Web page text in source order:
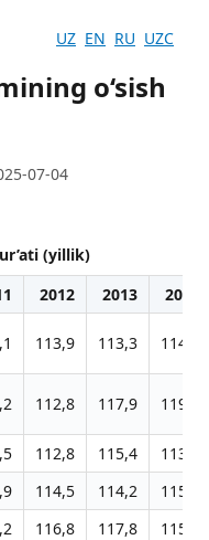
UZ EN RU UZC
o‘sish
07-04
(yillik)
2012 2013
2014
113,9 113,3 114,0
112,8 117,9 119,3
112,8 115,4
113,4
114,5 114,2
115,9
116,8 117,8
115,5